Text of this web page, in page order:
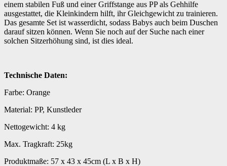
einem stabilen Fuß und einer Griffstange aus PP als Gehhilfe
ausgestattet, die Kleinkindern hilft, ihr Gleichgewicht zu trainieren.
Das gesamte Set ist wasserdicht, sodass Babys auch beim Duschen
darauf sitzen können. Wenn Sie noch auf der Suche nach einer
solchen Sitzerhöhung sind, ist dies ideal.
Technische Daten:
Farbe: Orange
Material: PP, Kunstleder
Nettogewicht: 4 kg
Max. Tragkraft: 25kg
Produktmaße: 57 x 43 x 45cm (L x B x H)